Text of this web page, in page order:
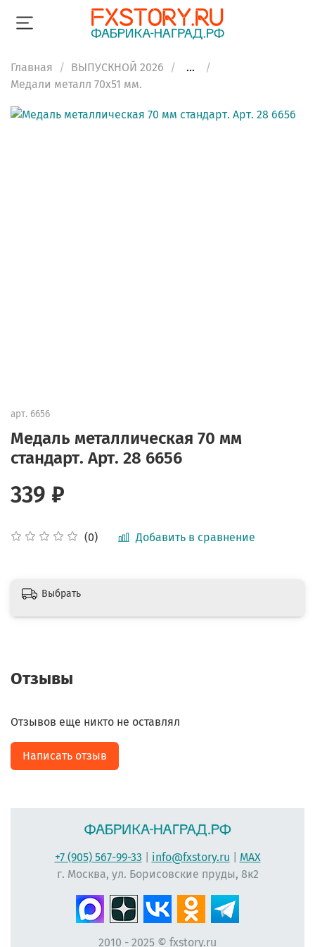
Главная ВЫПУСКНОЙ 2026
...
Медали металл 70х51 мм.
арт. 6656
Медаль металлическая 70 мм
стандарт. Арт. 28 6656
(0) Добавить в сравнение
339 ₽
Выбрать
Отзывы
Отзывов еще никто не оставлял
Написать отзыв
+7 (905) 567-99-33 info@fxstory.ru
MAX
г. Москва, ул. Борисовские пруды, 8к2
2010 - 2025 © fxstory.ru